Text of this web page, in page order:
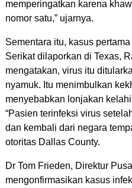
memperingatkan karena
nomor satu,” ujarnya.
Sementara itu, kasus
Serikat dilaporkan di Texas,
mengatakan, virus itu
nyamuk. Itu menimbulkan
menyebabkan lonjakan
“Pasien terinfeksi virus
dan kembali dari negara
otoritas Dallas County.
Dr Tom Frieden, Direktur
mengonfirmasikan kasus